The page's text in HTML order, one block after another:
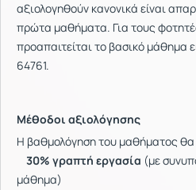
αξιολογηθούν κανονικά είναι
πρώτα μαθήματα. Για τους
προαπαιτείται το βασικό μάθημα
64761.
Μέθοδοι αξιολόγησης
Η βαθμολόγηση του μαθήματος θα
30% γραπτή εργασία (με
μάθημα)